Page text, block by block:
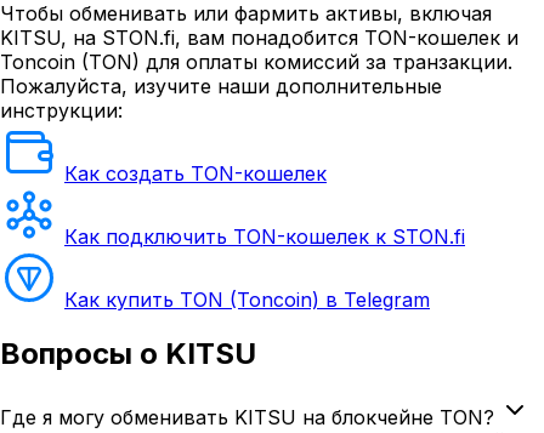
Чтобы обменивать или фармить активы, включая
KITSU, на STON.fi, вам понадобится TON-кошелек и
Toncoin (TON) для оплаты комиссий за транзакции.
Пожалуйста, изучите наши дополнительные
инструкции:
Как создать TON-кошелек
Как подключить TON-кошелек к STON.fi
Как купить TON (Toncoin) в Telegram
Вопросы о KITSU
Где я могу обменивать KITSU на блокчейне TON?